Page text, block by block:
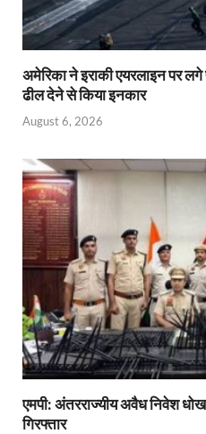
अमेरिका ने इराकी एयरलाइन पर
ढील देने से किया इनकार
August 6, 2026
एमपी: अंतरराज्यीय अवैध निवेश
गिरफ्तार